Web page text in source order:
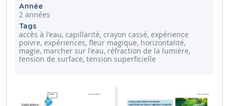
Année
2 années
Tags
accès à l'eau, capillarité, crayon cassé, expérience
poivre, expériences, fleur magique, horizontalité,
magie, marcher sur l'eau, réfraction de la lumière,
tension de surface, tension superficielle